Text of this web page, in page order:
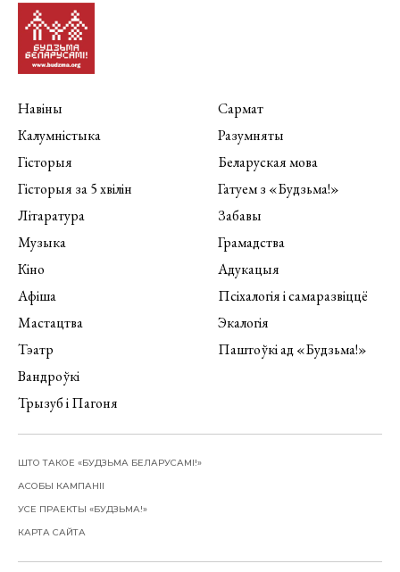
Навіны
Калумністыка
Гісторыя
Гісторыя за 5 хвілін
Літаратура
Музыка
Кіно
Афіша
Мастацтва
Тэатр
Вандроўкі
Трызуб і Пагоня
Сармат
Разумняты
Беларуская мова
Гатуем з «Будзьма!»
Забавы
Грамадства
Адукацыя
Псіхалогія і самаразвіццё
Экалогія
Паштоўкі ад «Будзьма!»
ШТО ТАКОЕ «БУДЗЬМА БЕЛАРУСАМІ!»
АСОБЫ КАМПАНІІ
УСЕ ПРАЕКТЫ «БУДЗЬМА!»
КАРТА САЙТА